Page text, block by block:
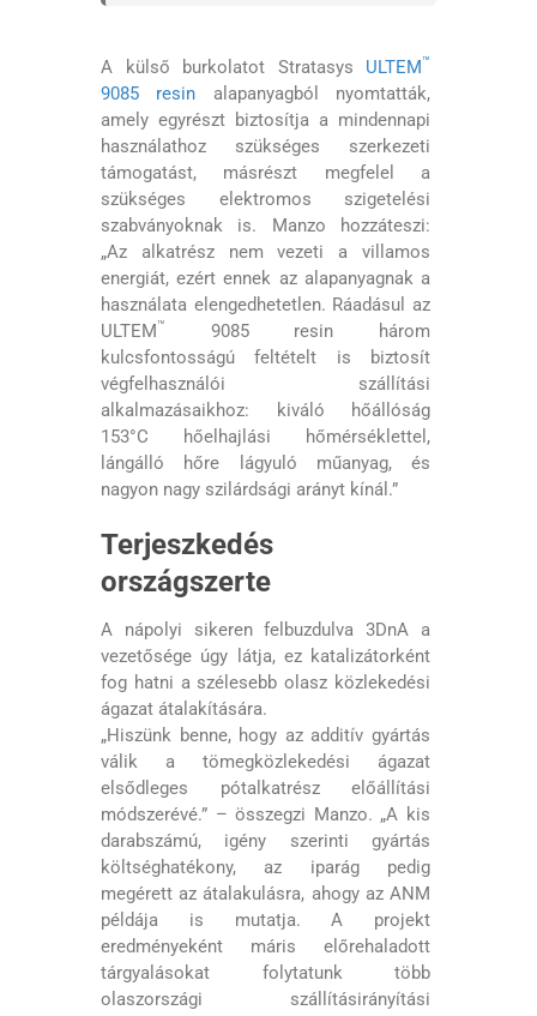
A külső burkolatot Stratasys ULTEM™
9085 resin alapanyagból nyomtatták,
amely egyrészt biztosítja a mindennapi
használathoz szükséges szerkezeti
támogatást, másrészt megfelel a
szükséges elektromos szigetelési
szabványoknak is. Manzo hozzáteszi:
„Az alkatrész nem vezeti a villamos
energiát, ezért ennek az alapanyagnak a
használata elengedhetetlen. Ráadásul az
ULTEM™
9085 resin három
kulcsfontosságú feltételt is biztosít
végfelhasználói szállítási
alkalmazásaikhoz: kiváló hőállóság
153°C hőelhajlási hőmérséklettel,
lángálló hőre lágyuló műanyag, és
nagyon nagy szilárdsági arányt kínál.”
Terjeszkedés
országszerte
A nápolyi sikeren felbuzdulva 3DnA a
vezetősége úgy látja, ez katalizátorként
fog hatni a szélesebb olasz közlekedési
ágazat átalakítására.
„Hiszünk benne, hogy az additív gyártás
válik a tömegközlekedési ágazat
elsődleges pótalkatrész előállítási
módszerévé.” – összegzi Manzo. „A kis
darabszámú, igény szerinti gyártás
költséghatékony, az iparág pedig
megérett az átalakulásra, ahogy az ANM
példája is mutatja. A projekt
eredményeként máris előrehaladott
tárgyalásokat folytatunk több
olaszországi szállításirányítási